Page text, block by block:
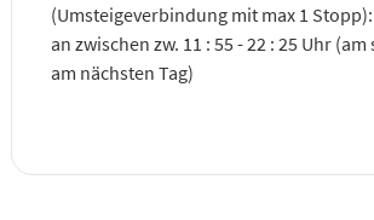
(Umsteigeverbindung mit max 1
an zwischen zw. 11 : 55 - 22 : 25 Uhr
am nächsten Tag)